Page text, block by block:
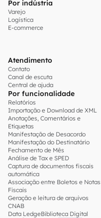
Por indústria
Varejo
Logística
E-commerce
Atendimento
Contato
Canal de escuta
Central de ajuda
Por funcionalidade
Relatórios
Importação e Download de XML
Anotações, Comentários e
Etiquetas
Manifestação de Desacordo
Manifestação do Destinatário
Fechamento de Mês
Análise de Tax e SPED
Captura de documentos fiscais
automática
Associação entre Boletos e Notas
Fiscais
Geração e leitura de arquivos
CNAB
Data LedgeBiblioteca Digital